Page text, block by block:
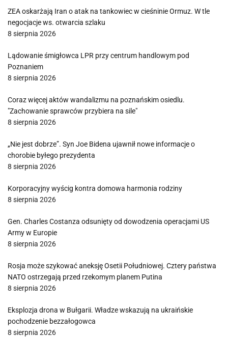
ZEA oskarżają Iran o atak na tankowiec w cieśninie Ormuz. W tle
negocjacje ws. otwarcia szlaku
8 sierpnia 2026
Lądowanie śmigłowca LPR przy centrum handlowym pod
Poznaniem
8 sierpnia 2026
Coraz więcej aktów wandalizmu na poznańskim osiedlu.
"Zachowanie sprawców przybiera na sile"
8 sierpnia 2026
„Nie jest dobrze”. Syn Joe Bidena ujawnił nowe informacje o
chorobie byłego prezydenta
8 sierpnia 2026
Korporacyjny wyścig kontra domowa harmonia rodziny
8 sierpnia 2026
Gen. Charles Costanza odsunięty od dowodzenia operacjami US
Army w Europie
8 sierpnia 2026
Rosja może szykować aneksję Osetii Południowej. Cztery państwa
NATO ostrzegają przed rzekomym planem Putina
8 sierpnia 2026
Eksplozja drona w Bułgarii. Władze wskazują na ukraińskie
pochodzenie bezzałogowca
8 sierpnia 2026